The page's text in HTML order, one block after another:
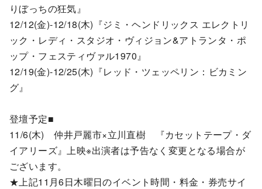
りぼっちの狂気』
12/12(金)-12/18(木)『ジミ・ヘンドリックス エレクトリ
ック・レディ・スタジオ・ヴィジョン&アトランタ・ポ
ップ・フェスティヴァル1970』
12/19(金)-12/25(木)『レッド・ツェッペリン：ビカミン
グ』
登壇予定■
11/6(木) 仲井戸麗市×立川直樹 『カセットテープ・ダ
イアリーズ』上映※出演者は予告なく変更となる場合が
ございます。
★上記11月6日木曜日のイベント時間・料金・券売サイ